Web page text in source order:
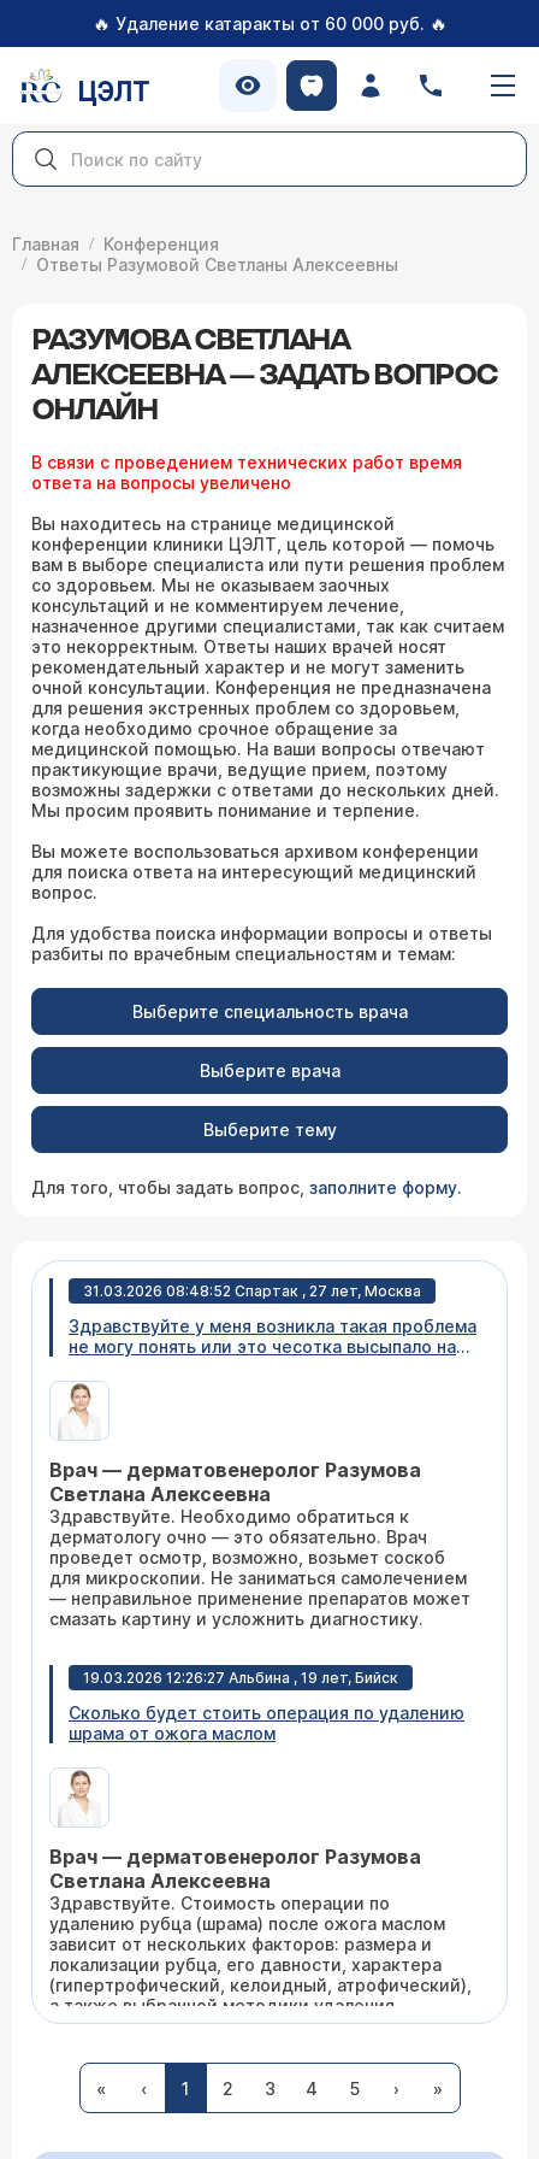
🔥 Удаление катаракты от 60 000 руб. 🔥
ЦЭЛТ
Главная
Конференция
Ответы Разумовой Светланы Алексеевны
РАЗУМОВА СВЕТЛАНА
АЛЕКСЕЕВНА — ЗАДАТЬ ВОПРОС
ОНЛАЙН
В связи с проведением технических работ время
ответа на вопросы увеличено
Вы находитесь на странице медицинской
конференции клиники ЦЭЛТ, цель которой — помочь
вам в выборе специалиста или пути решения проблем
со здоровьем. Мы не оказываем заочных
консультаций и не комментируем лечение,
назначенное другими специалистами, так как считаем
это некорректным. Ответы наших врачей носят
рекомендательный характер и не могут заменить
очной консультации. Конференция не предназначена
для решения экстренных проблем со здоровьем,
когда необходимо срочное обращение за
медицинской помощью. На ваши вопросы отвечают
практикующие врачи, ведущие прием, поэтому
возможны задержки с ответами до нескольких дней.
Мы просим проявить понимание и терпение.
Вы можете воспользоваться архивом конференции
для поиска ответа на интересующий медицинский
вопрос.
Для удобства поиска информации вопросы и ответы
разбиты по врачебным специальностям и темам:
Выберите специальность врача
Выберите врача
Выберите тему
Для того, чтобы задать вопрос, заполните форму.
31.03.2026 08:48:52 Спартак , 27 лет, Москва
Здравствуйте у меня возникла такая проблема
не могу понять или это чесотка высыпало на
это?
Врач — дерматовенеролог Разумова
Светлана Алексеевна
Здравствуйте. Необходимо обратиться к
дерматологу очно — это обязательно. Врач
проведет осмотр, возможно, возьмет соскоб
для микроскопии. Не заниматься самолечением
— неправильное применение препаратов может
смазать картину и усложнить диагностику.
19.03.2026 12:26:27 Альбина , 19 лет, Бийск
Сколько будет стоить операция по удалению
шрама от ожога маслом
Врач — дерматовенеролог Разумова
Светлана Алексеевна
Здравствуйте. Стоимость операции по
удалению рубца (шрама) после ожога маслом
зависит от нескольких факторов: размера и
локализации рубца, его давности, характера
(гипертрофический, келоидный, атрофический),
а также выбранной методики удаления
(хирургическое иссечение, лазерная шлифовка,
стоимости вам необходимо записаться на очную
консультацию к хирургу или дерматологу-
косметологу. Врач оценит состояние рубца и
учетом индивидуальных особенностей.
01.02.2026 07:21:23 Галина , 30 лет, Приморский
край Хасанский район
У меня на подбородке выскочила шишка под
« ‹ 1 2 3 4 5 › »